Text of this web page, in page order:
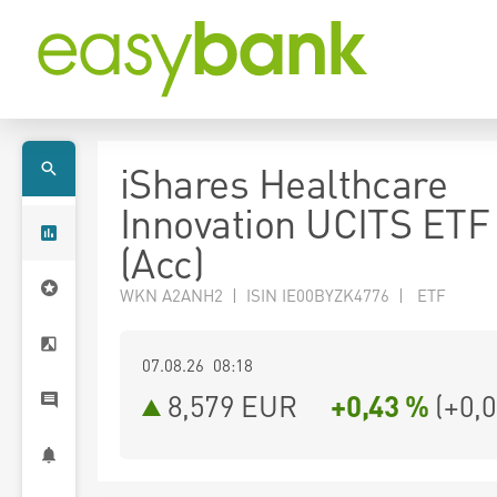
iShares Healthcare
Innovation UCITS
(Acc)
WKN A2ANH2 | ISIN IE00BYZK4776 | ETF
07.08.26 08:18
8,579 EUR +0,43 % (